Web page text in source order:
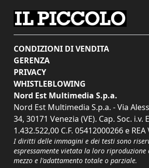
CONDIZIONI DI VENDITA
GERENZA
PRIVACY
WHISTLEBLOWING
Nord Est Multimedia S.p.a.
Nord Est Multimedia S.p.a. - Via
34, 30171 Venezia (VE). Cap. Soc. i.v.
1.432.522,00 C.F. 05412000266 e REA
I diritti delle immagini e dei testi sono
espressamente vietata la loro riproduzione
mezzo e l'adattamento totale o parziale.